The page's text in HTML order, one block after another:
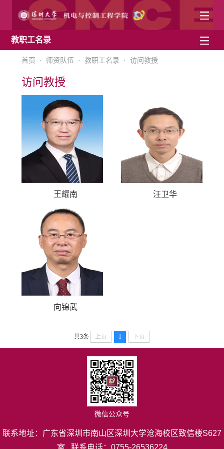
教职工名录
首页 · 师资队伍 · 教职工名录 · 访问教授
访问教授
王耀南 汪卫华
向锦武
共3条 上页 1 下页
微信公众号
联系地址：广东省深圳市南山区深圳大学沧海校区致信楼S627
室 联系电话：0755-26536224